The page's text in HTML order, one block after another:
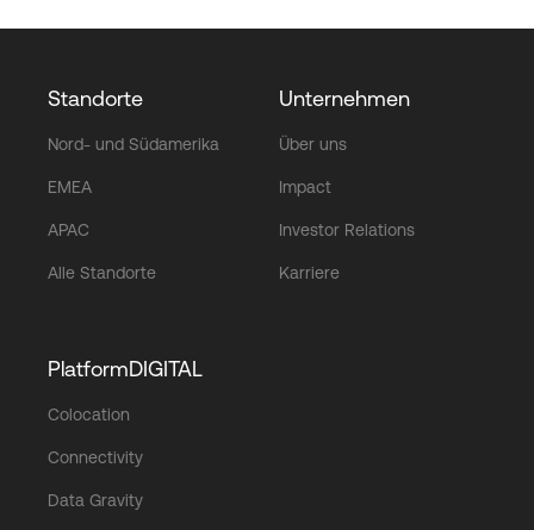
Standorte
Nord- und Südamerika
EMEA
APAC
Alle Standorte
Unternehmen
Über uns
Impact
Investor Relations
Karriere
PlatformDIGITAL
Colocation
Connectivity
Data Gravity